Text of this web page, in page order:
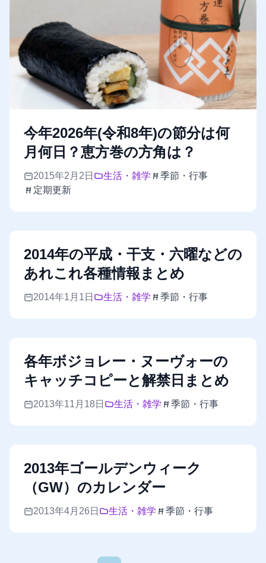
今年2026年(令和8年)の節分は何
月何日？恵方巻の方角は？
2015年2月2日 生活・雑学
季節・行事
定期更新
2014年の平成・干支・六曜などの
あれこれ各種情報まとめ
2014年1月1日 生活・雑学 季節・行事
各年ボジョレー・ヌーヴォーの
キャッチコピーと解禁日まとめ
2013年11月18日 生活・雑学 季節・行事
2013年ゴールデンウィーク
（GW）のカレンダー
2013年4月26日 生活・雑学 季節・行事